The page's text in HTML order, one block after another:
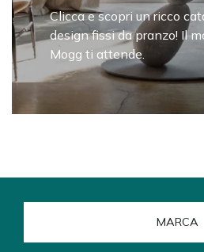
Clicca e scopri un ricco
design fissi da pranzo! Il
Mogg ti attende.
MARCA